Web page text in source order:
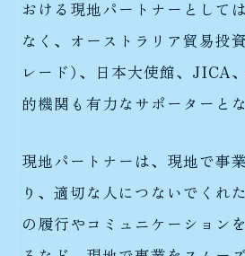
おける現地パートナーとして
なく、オーストラリア貿易投
レード）、日本大使館、JICA
的機関も有力なサポーターと
現地パートナーは、現地で事
り、適切な人につないでくれ
の履行やコミュニケーション